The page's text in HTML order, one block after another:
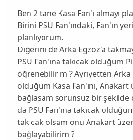
Ben 2 tane Kasa Fan'ı almayı
Birini PSU Fan'ındaki, Fan'ın
planlıyorum.
Diğerini de Arka Egzoz'a
PSU Fan'ına takıcak olduğum
öğrenebilirim ? Ayrıyetten Arka
olduğum Kasa Fan'ını,
bağlasam sorunsuz bir şekilde
da PSU Fan'ına takıcak
takıcak olsam onu Anakart
bağlayabilirim ?